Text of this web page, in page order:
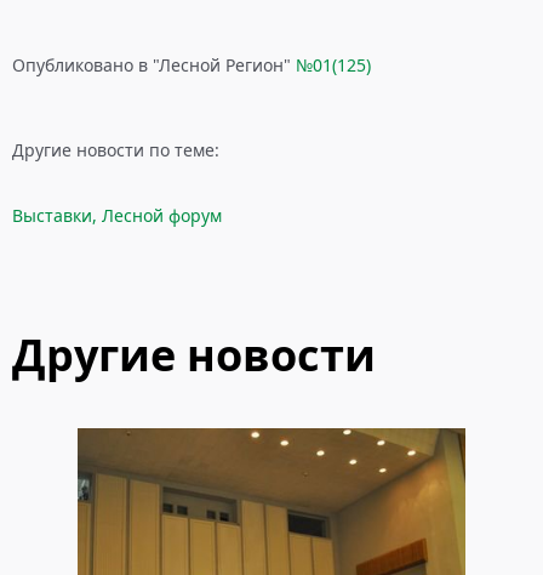
Опубликовано в "Лесной Регион" №01(125)
Другие новости по теме:
Выставки, Лесной форум
Другие новости